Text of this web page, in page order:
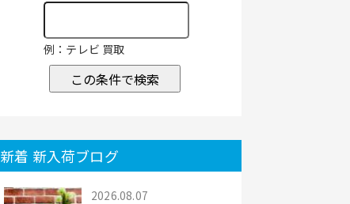
例：テレビ 買取
この条件で検索
新着 新入荷ブログ
2026.08.07